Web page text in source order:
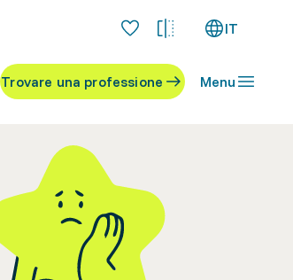
IT
Trovare una professione Menu